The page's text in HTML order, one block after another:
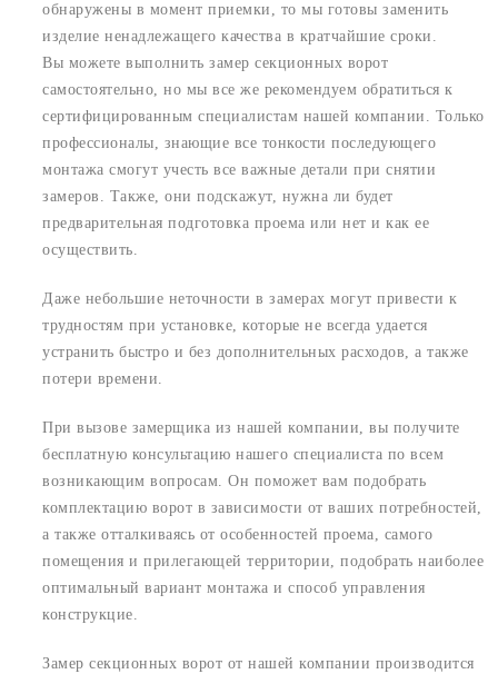
обнаружены в момент приемки, то мы готовы заменить
изделие ненадлежащего качества в кратчайшие сроки.
Вы можете выполнить замер секционных ворот
самостоятельно, но мы все же рекомендуем обратиться к
сертифицированным специалистам нашей компании. Только
профессионалы, знающие все тонкости последующего
монтажа смогут учесть все важные детали при снятии
замеров. Также, они подскажут, нужна ли будет
предварительная подготовка проема или нет и как ее
осуществить.
Даже небольшие неточности в замерах могут привести к
трудностям при установке, которые не всегда удается
устранить быстро и без дополнительных расходов, а также
потери времени.
При вызове замерщика из нашей компании, вы получите
бесплатную консультацию нашего специалиста по всем
возникающим вопросам. Он поможет вам подобрать
комплектацию ворот в зависимости от ваших потребностей,
а также отталкиваясь от особенностей проема, самого
помещения и прилегающей территории, подобрать наиболее
оптимальный вариант монтажа и способ управления
конструкцие.
Замер секционных ворот от нашей компании производится